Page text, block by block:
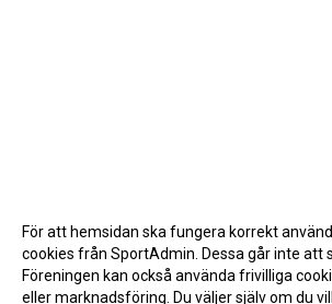
För att hemsidan ska fungera korrekt
cookies från SportAdmin. Dessa går inte att
Föreningen kan också använda frivilliga
eller marknadsföring. Du väljer själv om du